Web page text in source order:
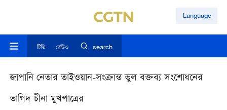
Language
টিভি রেডিও search
জাপানি নেতার তাইওয়ান-সংক্রান্ত ভুল বক্তব্য সংশোধনের
তাগিদ চীনা মুখপাত্রের